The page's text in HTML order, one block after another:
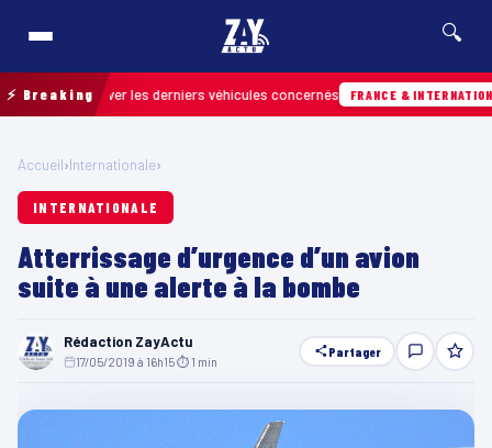
🔍
⚡ Breaking
retrouver les derniers véhicules concernés FRANCE & INTERNATIONALE
Accueil›Internationale›
INTERNATIONALE
Atterrissage d’urgence d’un avion
suite à une alerte à la bombe
Rédaction ZayActu
17/05/2019 à 16h15⏱ 1 min
Partager